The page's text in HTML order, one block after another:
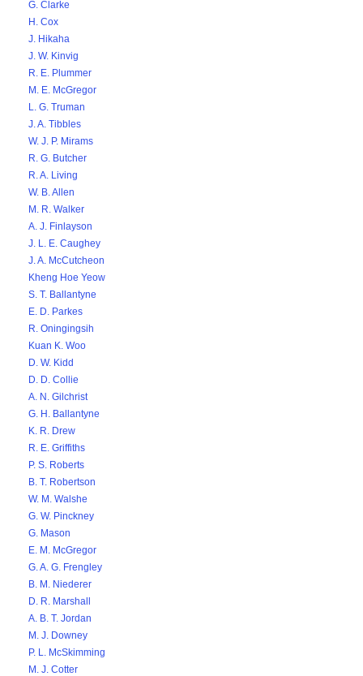
G. Clarke
H. Cox
J. Hikaha
J. W. Kinvig
R. E. Plummer
M. E. McGregor
L. G. Truman
J. A. Tibbles
W. J. P. Mirams
R. G. Butcher
R. A. Living
W. B. Allen
M. R. Walker
A. J. Finlayson
J. L. E. Caughey
J. A. McCutcheon
Kheng Hoe Yeow
S. T. Ballantyne
E. D. Parkes
R. Oningingsih
Kuan K. Woo
D. W. Kidd
D. D. Collie
A. N. Gilchrist
G. H. Ballantyne
K. R. Drew
R. E. Griffiths
P. S. Roberts
B. T. Robertson
W. M. Walshe
G. W. Pinckney
G. Mason
E. M. McGregor
G. A. G. Frengley
B. M. Niederer
D. R. Marshall
A. B. T. Jordan
M. J. Downey
P. L. McSkimming
M. J. Cotter